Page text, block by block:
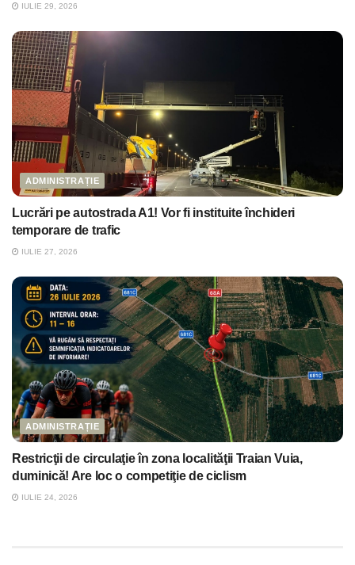
IULIE 29, 2026
ADMINISTRAȚIE
Lucrări pe autostrada A1! Vor fi instituite închideri
temporare de trafic
IULIE 27, 2026
ADMINISTRAȚIE
Restricţii de circulaţie în zona localităţii Traian Vuia,
duminică! Are loc o competiţie de ciclism
IULIE 24, 2026